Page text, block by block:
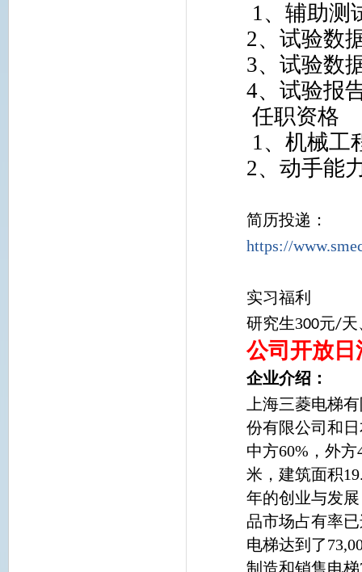
1、辅助测
2、试验数
3、试验数
4、试验报
任职资格
1、机械工
2、动手能
简历投递：
https://
实习福利
研究生300元/天
公司开放日
企业介绍：
上海三菱电梯
份有限公司和
中方60%，外
米，建筑面积
年的创业与发
品市场占有率
电梯达到了
制造和销售电